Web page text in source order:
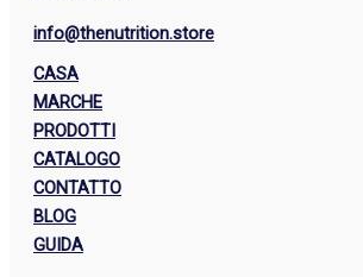
info@thenutrition.store
CASA
MARCHE
PRODOTTI
CATALOGO
CONTATTO
BLOG
GUIDA